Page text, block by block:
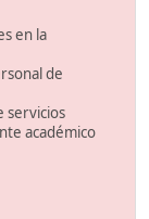
en la
de
servicios
académico